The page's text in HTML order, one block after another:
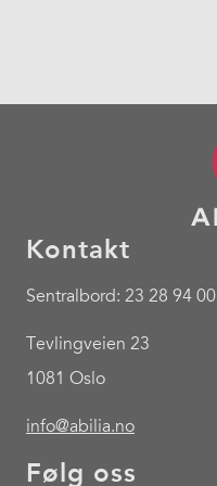
Kontakt
Sentralbord: 23 28 94 00
Tevlingveien 23
1081 Oslo
info@abilia.no
Følg oss